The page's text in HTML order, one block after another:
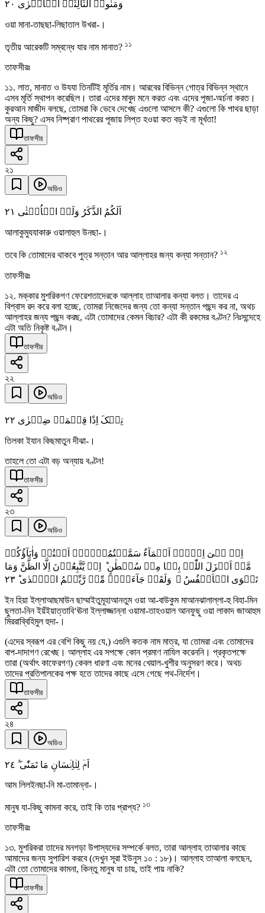
وَمَنٰوۃَ الثَّالِثَۃَ الۡاُخۡرٰی ٢۰
ওয়া মানা-তাছছা-লিছাতাল উখরা-।
তৃতীয় আরেকটি সম্বন্ধে যার নাম মানাত? ১১
তাফসীরঃ
১১. লাত, মানাত ও উযযা তিনটিই মূর্তির নাম। আরবের বিভিন্ন গোত্র বিভিন্ন স্থানে
এসব মূর্তি স্থাপন করেছিল। তারা এদের মাবুদ মনে করত এবং এদের পূজা-অর্চনা করত।
কুরআন মাজীদ বলছে, তোমরা কি ভেবে দেখেছ এগুলো আসলে কী? এগুলো কি পাথর ছাড়া
অন্য কিছু? এসব নিষ্প্রাণ পাথরের পূজায় লিপ্ত হওয়া কত বড়ই না মূর্খতা!
তাফসীর
২১
অডিও
اَلَکُمُ الذَّکَرُ وَلَہُ الۡاُنۡثٰی ٢١
আলাকুমুযযাকারু ওয়ালাহুল উনছা-।
তবে কি তোমাদের থাকবে পুত্র সন্তান আর আল্লাহর জন্য কন্যা সন্তান? ১২
তাফসীরঃ
১২. মক্কার মুশরিকগণ ফেরেশতাদেরকে আল্লাহ তাআলার কন্যা বলত। তাদের এ
বিশ্বাস রদ করে বলা হচ্ছে, তোমরা নিজেদের জন্য তো কন্যা সন্তান পছন্দ কর না, অথচ
আল্লাহর জন্য পছন্দ করছ, এটা তোমাদের কেমন বিচার? এটা কী রকমের বণ্টন? নিঃসন্দেহে
এটা অতি নিকৃষ্ট বণ্টন।
তাফসীর
২২
অডিও
تِلۡکَ اِذًا قِسۡمَۃٌ ضِیۡزٰی ٢٢
তিলকা ইযান কিছমাতুন দীঝা-।
তাহলে তো এটা বড় অন্যায় বণ্টন!
তাফসীর
২৩
অডিও
اِنۡ ہِیَ اِلَّاۤ اَسۡمَآءٌ سَمَّیۡتُمُوۡہَاۤ اَنۡتُمۡ وَاٰبَآؤُکُمۡ
مَّاۤ اَنۡزَلَ اللّٰہُ بِہَا مِنۡ سُلۡطٰنٍ ؕ اِنۡ یَّتَّبِعُوۡنَ اِلَّا الظَّنَّ وَمَا
تَہۡوَی الۡاَنۡفُسُ ۚ وَلَقَدۡ جَآءَہُمۡ مِّنۡ رَّبِّہِمُ الۡہُدٰی ؕ ٢٣
ইন হিয়া ইল্লাআছমাউন ছাম্মাইতুমূহাআনতুম ওয়া আ-বাউকুম মাআনঝালাল্লা-হু বিহা-মিন
ছুলতা-নিন ইয়ঁইয়াত্তাবি‘ঊনা ইল্লাজ্জান্না ওয়ামা-তাহওয়াল আনফুছু ওয়া লাকাদ জাআহুম
মিররাব্বিহিমুল হুদা-।
(এদের স্বরূপ এর বেশি কিছু নয় যে,) এগুলি কতক নাম মাত্র, যা তোমরা এবং তোমাদের
বাপ-দাদাগণ রেখেছ। আল্লাহ এর সপক্ষে কোন প্রমাণ নাযিল করেননি। প্রকৃতপক্ষে
তারা (অর্থাৎ কাফেরগণ) কেবল ধারণা এবং মনের খেয়াল-খুশীর অনুসরণ করে। অথচ
তাদের প্রতিপালকের পক্ষ হতে তাদের কাছে এসে গেছে পথ-নির্দেশ।
তাফসীর
২৪
অডিও
اَمۡ لِلۡاِنۡسَانِ مَا تَمَنّٰی ۫ۖ ٢٤
আম লিলইনছা-নি মা-তামান্না-।
মানুষ যা-কিছু কামনা করে, তাই কি তার প্রাপ্য? ১৩
তাফসীরঃ
১৩. মুশরিকরা তাদের মনগড়া উপাস্যদের সম্পর্কে বলত, তারা আল্লাহ তাআলার কাছে
আমাদের জন্য সুপারিশ করবে (দেখুন সূরা ইউনুস ১০ : ১৮)। আল্লাহ তাআলা বলছেন,
এটা তো তোমাদের কামনা, কিন্তু মানুষ যা চায়, তাই পায় নাকি?
তাফসীর